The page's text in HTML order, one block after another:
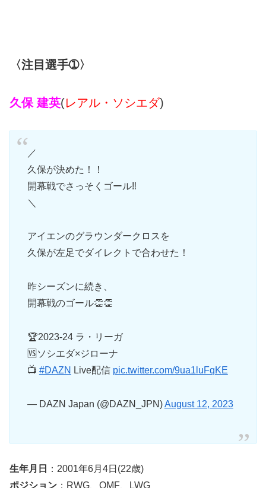
〈注目選手➀〉
久保 建英(レアル・ソシエダ)
／
久保が決めた！！
開幕戦でさっそくゴール‼
＼
アイエンのグラウンダークロスを
久保が左足でダイレクトで合わせた！
昨シーズンに続き、
開幕戦のゴール👏👏
🏆2023-24 ラ・リーガ
🆚ソシエダ×ジローナ
📺 #DAZN Live配信 pic.twitter.com/9ua1luFqKE
— DAZN Japan (@DAZN_JPN)August 12, 2023
生年月日
：2001年6月4日(22歳)
ポジション ：RWG、OMF、LWG